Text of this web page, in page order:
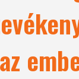
az